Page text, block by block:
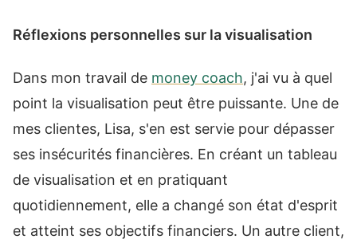
Réflexions personnelles sur la visualisation
Dans mon travail de money coach, j'ai vu à quel
point la visualisation peut être puissante. Une de
mes clientes, Lisa, s'en est servie pour dépasser
ses insécurités financières. En créant un tableau
de visualisation et en pratiquant
quotidiennement, elle a changé son état d'esprit
et atteint ses objectifs financiers. Un autre client,